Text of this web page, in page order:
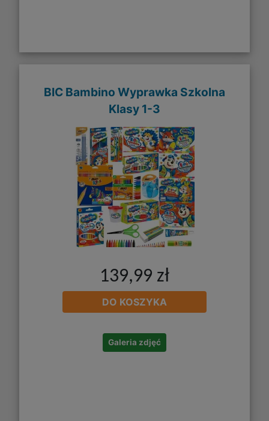
BIC Bambino Wyprawka Szkolna
Klasy 1-3
139,99 zł
DO KOSZYKA
Galeria zdjęć